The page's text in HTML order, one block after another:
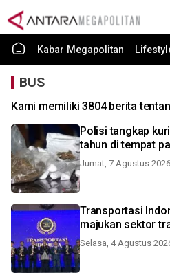
Kabar Megapolitan
BUS
Kami memiliki 3804 berita
Polisi tangkap
tahun di tempat
Jumat, 7 Agustus
Transportasi
majukan sektor
Selasa, 4 Agustus